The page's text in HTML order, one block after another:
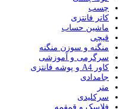
چسب
کاتر فانتزی
ماشین حساب
قیچی
منگنه و سوزن منگنه
سرگرمی و آموزشی
کاور A4 و پوشه فانتزی
جامدادی
متر
سرکلیدی
فلاسک و قمقمه